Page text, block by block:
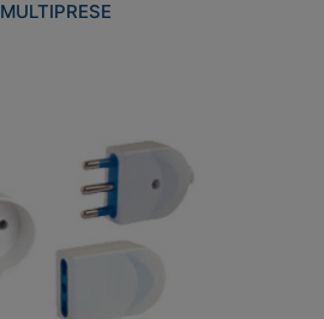
MULTIPRESE